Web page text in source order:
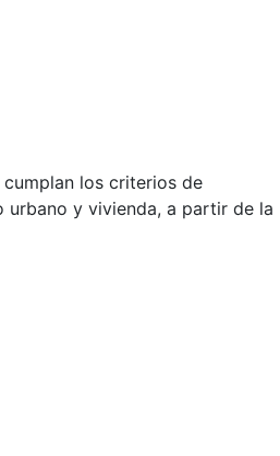
los criterios de
y vivienda, a partir de la